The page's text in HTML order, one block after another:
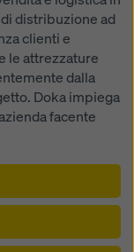
distribuzione ad
clienti e
le attrezzature
dalla
Doka impiega
facente